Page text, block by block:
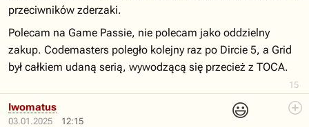
15
przeciwników zderzaki.
Polecam na Game Passie, nie polecam jako oddzielny
zakup. Codemasters poległo kolejny raz po Dircie 5, a Grid
był całkiem udaną serią, wywodzącą się przecież z TOCA.
03.01.2025 12:15
😃
Iwomatus